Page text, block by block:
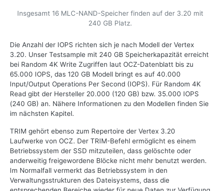
Insgesamt 16 MLC-NAND-Speicher finden auf der 3.20 mit
240 GB Platz.
Die Anzahl der IOPS richten sich je nach Modell der Vertex
3.20. Unser Testsample mit 240 GB Speicherkapazität erreicht
bei Random 4K Write Zugriffen laut OCZ-Datenblatt bis zu
65.000 IOPS, das 120 GB Modell bringt es auf 40.000
Input/Output Operations Per Second (IOPS). Für Random 4K
Read gibt der Hersteller 20.000 (120 GB) bzw. 35.000 IOPS
(240 GB) an. Nähere Informationen zu den Modellen finden Sie
im nächsten Kapitel.
TRIM gehört ebenso zum Repertoire der Vertex 3.20
Laufwerke von OCZ. Der TRIM-Befehl ermöglicht es einem
Betriebssystem der SSD mitzuteilen, dass gelöschte oder
anderweitig freigewordene Blöcke nicht mehr benutzt werden.
Im Normalfall vermerkt das Betriebssystem in den
Verwaltungsstrukturen des Dateisystems, dass die